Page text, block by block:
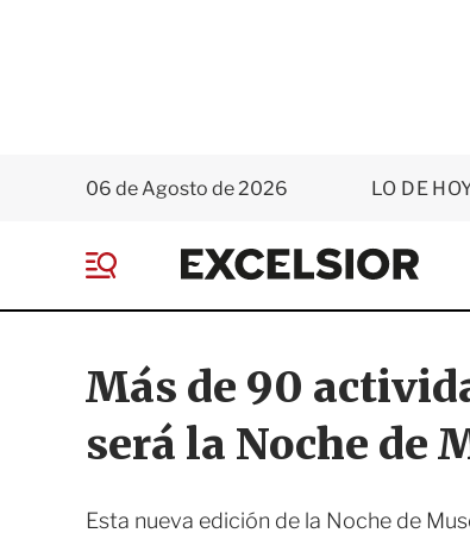
06 de Agosto de 2026 LO DE
E
x
e
s
i
o
r
e
Más de 90
será la Noche de
Esta nueva edición de la Noche de